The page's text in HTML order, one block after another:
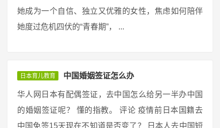
她成为一个自信、独立又优雅的女性，焦虑如何陪伴
她度过危机四伏的“青春期”， ...
日本育儿教育 中国婚姻签证怎么办
华人网日本有配偶签证，去中国怎么给另一半办中国
的婚姻签证呢？ 懂的指教。 评论 疫情前日本国籍去
中国免签15天现在不知道是否变了？ 日本人去中国短